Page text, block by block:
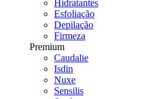
Hidratantes
Esfoliação
Depilação
Firmeza
Premium
Caudalie
Isdin
Nuxe
Sensilis